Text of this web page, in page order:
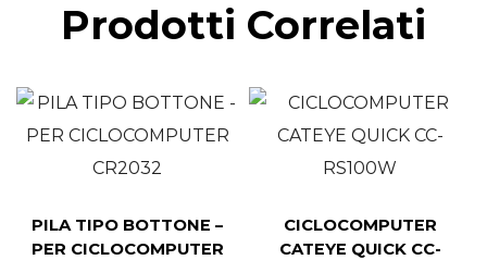
Prodotti Correlati
PILA TIPO BOTTONE –
PER CICLOCOMPUTER
CICLOCOMPUTER
CATEYE QUICK CC-